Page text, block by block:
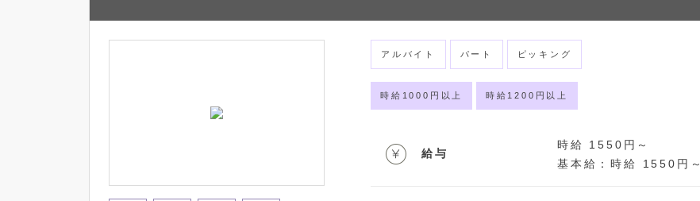
アルバイト パート ピッキング
時給1000円以上 時給1200円以上
給与
時給 1550円～
基本給：時給 1550円～